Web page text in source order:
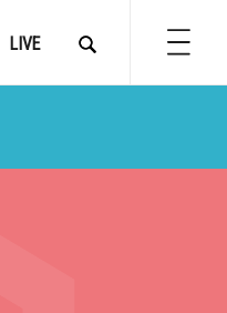
LIVE